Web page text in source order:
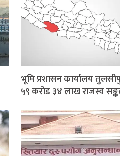
भूमि प्रशासन कार्यालय
५९ करोड ३४ लाख राजस्व